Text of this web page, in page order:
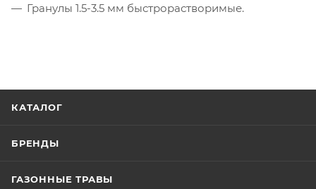
Гранулы 1.5-3.5 мм быстрорастворимые.
КАТАЛОГ
БРЕНДЫ
ГАЗОННЫЕ ТРАВЫ